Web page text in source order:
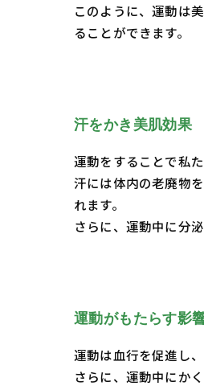
このように、運動は
ることができます。
汗をかき美肌効果
運動をすることで私
汗には体内の老廃物
れます。
さらに、運動中に分
運動がもたらす影
運動は血行を促進し
さらに、運動中にか